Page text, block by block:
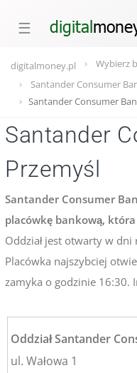
☰
digitalmoney.pl
Wybierz
Santander Consumer
Santander Consumer
Santander
Przemyśl
Santander Consumer
placówkę bankową,
Oddział jest otwarty w
Placówka najszybciej
zamyka o godzinie 16:30.
Oddział Santander
ul. Wałowa 1